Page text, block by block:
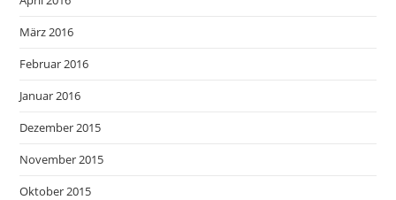
März 2016
Februar 2016
Januar 2016
Dezember 2015
November 2015
Oktober 2015